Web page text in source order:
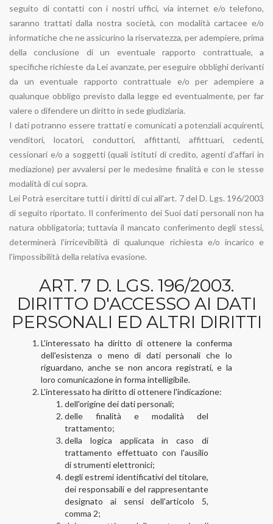
seguito di contatti con i nostri uffici, via internet e/o telefono,
saranno trattati dalla nostra società, con modalità cartacee e/o
informatiche che ne assicurino la riservatezza, per adempiere, prima
della conclusione di un eventuale rapporto contrattuale, a
specifiche richieste da Lei avanzate, per eseguire obblighi derivanti
da un eventuale rapporto contrattuale e/o per adempiere a
qualunque obbligo previsto dalla legge ed eventualmente, per far
valere o difendere un diritto in sede giudiziaria.
I dati potranno essere trattati e comunicati a potenziali acquirenti,
venditori, locatori, conduttori, affittanti, affittuari, cedenti,
cessionari e/o a soggetti (quali istituti di credito, agenti d'affari in
mediazione) per avvalersi per le medesime finalità e con le stesse
modalità di cui sopra.
Lei Potrà esercitare tutti i diritti di cui all'art. 7 del D. Lgs. 196/2003
di seguito riportato. Il conferimento dei Suoi dati personali non ha
natura obbligatoria; tuttavia il mancato conferimento degli stessi,
determinerà l'irricevibilità di qualunque richiesta e/o incarico e
l'impossibilità della relativa evasione.
ART. 7 D. LGS. 196/2003.
DIRITTO D'ACCESSO AI DATI
PERSONALI ED ALTRI DIRITTI
L'interessato ha diritto di ottenere la conferma
dell'esistenza o meno di dati personali che lo
riguardano, anche se non ancora registrati, e la
loro comunicazione in forma intelligibile.
L'interessato ha diritto di ottenere l'indicazione:
dell'origine dei dati personali;
delle finalità e modalità del
trattamento;
della logica applicata in caso di
trattamento effettuato con l'ausilio
di strumenti elettronici;
degli estremi identificativi del titolare,
dei responsabili e del rappresentante
designato ai sensi dell'articolo 5,
comma 2;